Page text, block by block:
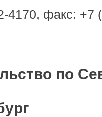
4170, факс: +7
по